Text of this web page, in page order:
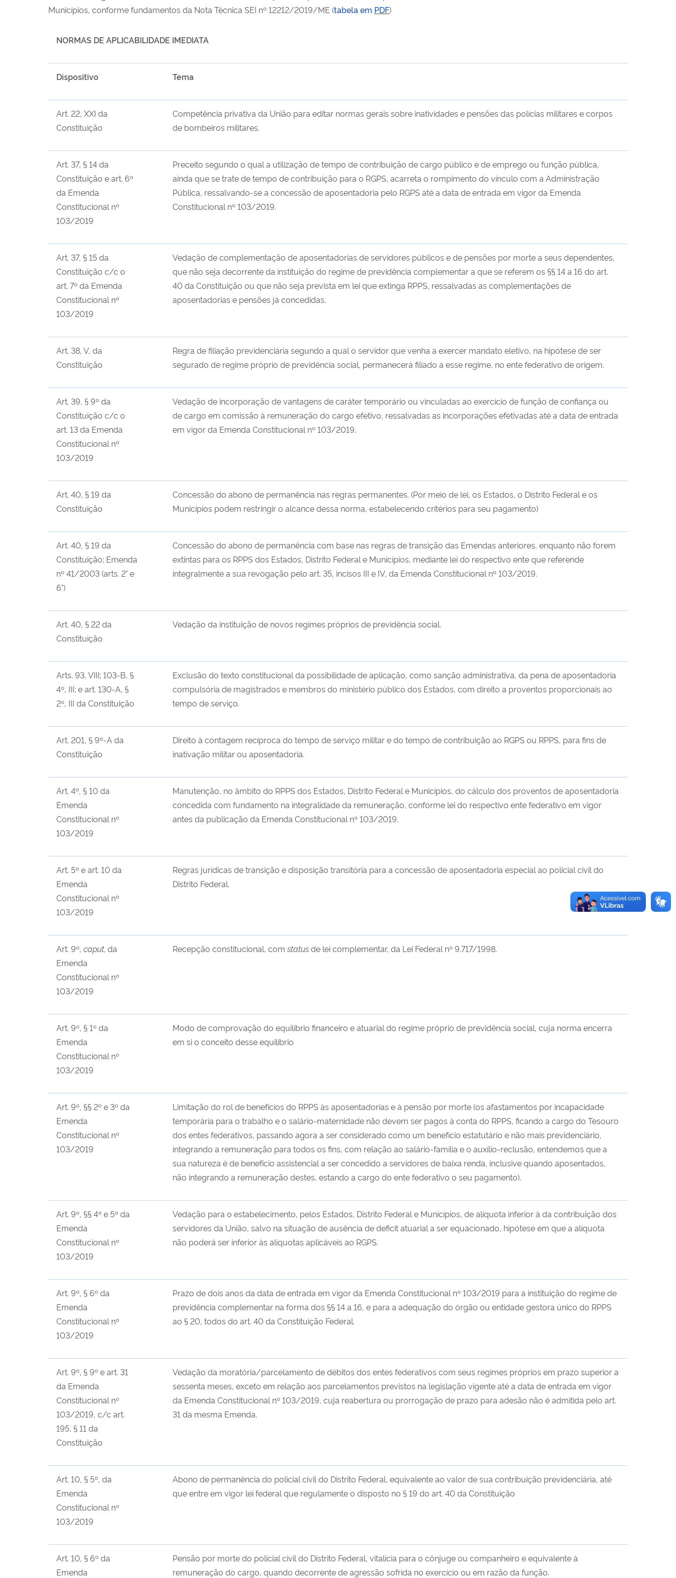
Municípios, conforme fundamentos da Nota Técnica SEI nº 12212/2019/ME (tabela em PDF)
NORMAS DE APLICABILIDADE IMEDIATA
Dispositivo Tema
Art. 22, XXI da
Constituição
Competência privativa da União para editar normas gerais sobre inatividades e pensões das polícias militares e corpos
de bombeiros militares.
Art. 37, § 14 da
Constituição e art. 6º
da Emenda
Constitucional nº
103/2019
Preceito segundo o qual a utilização de tempo de contribuição de cargo público e de emprego ou função pública,
ainda que se trate de tempo de contribuição para o RGPS, acarreta o rompimento do vínculo com a Administração
Pública, ressalvando-se a concessão de aposentadoria pelo RGPS até a data de entrada em vigor da Emenda
Constitucional nº 103/2019.
Art. 37, § 15 da
Constituição c/c o
art. 7º da Emenda
Constitucional nº
103/2019
Vedação de complementação de aposentadorias de servidores públicos e de pensões por morte a seus dependentes,
que não seja decorrente da instituição do regime de previdência complementar a que se referem os §§ 14 a 16 do art.
40 da Constituição ou que não seja prevista em lei que extinga RPPS, ressalvadas as complementações de
aposentadorias e pensões já concedidas.
Art. 38, V, da
Constituição
Regra de filiação previdenciária segundo a qual o servidor que venha a exercer mandato eletivo, na hipótese de ser
segurado de regime próprio de previdência social, permanecerá filiado a esse regime, no ente federativo de origem.
Art. 39, § 9º da
Constituição c/c o
art. 13 da Emenda
Constitucional nº
103/2019
Vedação de incorporação de vantagens de caráter temporário ou vinculadas ao exercício de função de confiança ou
de cargo em comissão à remuneração do cargo efetivo, ressalvadas as incorporações efetivadas até a data de entrada
em vigor da Emenda Constitucional nº 103/2019.
Art. 40, § 19 da
Constituição
Concessão do abono de permanência nas regras permanentes. (Por meio de lei, os Estados, o Distrito Federal e os
Municípios podem restringir o alcance dessa norma, estabelecendo critérios para seu pagamento)
Art. 40, § 19 da
Constituição; Emenda
nº 41/2003 (arts. 2° e
6°)
Concessão do abono de permanência com base nas regras de transição das Emendas anteriores, enquanto não forem
extintas para os RPPS dos Estados, Distrito Federal e Municípios, mediante lei do respectivo ente que referende
integralmente a sua revogação pelo art. 35, incisos III e IV, da Emenda Constitucional nº 103/2019.
Art. 40, § 22 da
Constituição
Vedação da instituição de novos regimes próprios de previdência social.
Arts. 93, VIII; 103-B, §
4º, III; e art. 130-A, §
2º, III da Constituição
Exclusão do texto constitucional da possibilidade de aplicação, como sanção administrativa, da pena de aposentadoria
compulsória de magistrados e membros do ministério público dos Estados, com direito a proventos proporcionais ao
tempo de serviço.
Art. 201, § 9º-A da
Constituição
Direito à contagem recíproca do tempo de serviço militar e do tempo de contribuição ao RGPS ou RPPS, para fins de
inativação militar ou aposentadoria.
Art. 4º, § 10 da
Emenda
Constitucional nº
103/2019
Manutenção, no âmbito do RPPS dos Estados, Distrito Federal e Municípios, do cálculo dos proventos de aposentadoria
concedida com fundamento na integralidade da remuneração, conforme lei do respectivo ente federativo em vigor
antes da publicação da Emenda Constitucional nº 103/2019.
Art. 5º e art. 10 da
Emenda
Constitucional nº
103/2019
Regras jurídicas de transição e disposição transitória para a concessão de aposentadoria especial ao policial civil do
Distrito Federal.
Art. 9º, caput, da
Emenda
Constitucional nº
103/2019
Recepção constitucional, com statusde lei complementar, da Lei Federal nº 9.717/1998.
Art. 9º, § 1º da
Emenda
Constitucional nº
103/2019
Modo de comprovação do equilíbrio financeiro e atuarial do regime próprio de previdência social, cuja norma encerra
em si o conceito desse equilíbrio
Art. 9º, §§ 2º e 3º da
Emenda
Constitucional nº
103/2019
Limitação do rol de benefícios do RPPS às aposentadorias e à pensão por morte (os afastamentos por incapacidade
temporária para o trabalho e o salário-maternidade não devem ser pagos à conta do RPPS, ficando a cargo do Tesouro
dos entes federativos, passando agora a ser considerado como um benefício estatutário e não mais previdenciário,
integrando a remuneração para todos os fins, com relação ao salário-família e o auxílio-reclusão, entendemos que a
sua natureza é de benefício assistencial a ser concedido a servidores de baixa renda, inclusive quando aposentados,
não integrando a remuneração destes, estando a cargo do ente federativo o seu pagamento).
Art. 9º, §§ 4º e 5º da
Emenda
Constitucional nº
103/2019
Vedação para o estabelecimento, pelos Estados, Distrito Federal e Municípios, de alíquota inferior à da contribuição dos
servidores da União, salvo na situação de ausência de deficit atuarial a ser equacionado, hipótese em que a alíquota
não poderá ser inferior às alíquotas aplicáveis ao RGPS.
Art. 9º, § 6º da
Emenda
Constitucional nº
103/2019
Prazo de dois anos da data de entrada em vigor da Emenda Constitucional nº 103/2019 para a instituição do regime de
previdência complementar na forma dos §§ 14 a 16, e para a adequação do órgão ou entidade gestora único do RPPS
ao § 20, todos do art. 40 da Constituição Federal.
Art. 9º, § 9º e art. 31
da Emenda
Constitucional nº
103/2019, c/c art.
195, § 11 da
Constituição
Vedação da moratória/parcelamento de débitos dos entes federativos com seus regimes próprios em prazo superior a
sessenta meses, exceto em relação aos parcelamentos previstos na legislação vigente até a data de entrada em vigor
da Emenda Constitucional nº 103/2019, cuja reabertura ou prorrogação de prazo para adesão não é admitida pelo art.
31 da mesma Emenda.
Art. 10, § 5º, da
Emenda
Constitucional nº
103/2019
Abono de permanência do policial civil do Distrito Federal, equivalente ao valor de sua contribuição previdenciária, até
que entre em vigor lei federal que regulamente o disposto no § 19 do art. 40 da Constituição
Art. 10, § 6º da
Emenda
Pensão por morte do policial civil do Distrito Federal, vitalícia para o cônjuge ou companheiro e equivalente à
remuneração do cargo, quando decorrente de agressão sofrida no exercício ou em razão da função.